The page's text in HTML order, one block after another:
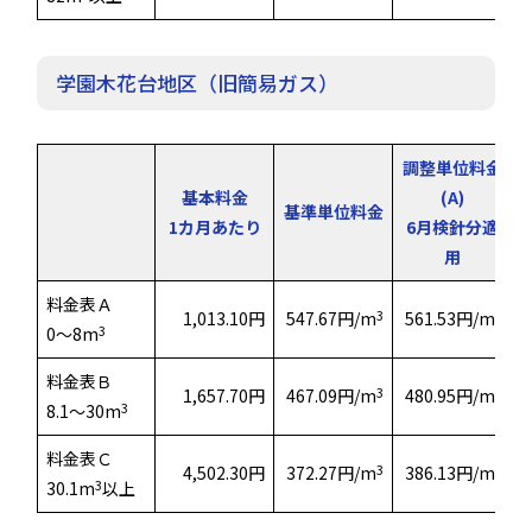
学園木花台地区（旧簡易ガス）
基本料金
1カ月あたり
基準単位料金
調整単位料金
(A)
6月検針分適
用
料金表Ａ
0～8m3 1,013.10円 547.67円/m3 561.53円/m
料金表Ｂ
8.1～30m3 1,657.70円 467.09円/m3 480.95円/m
料金表Ｃ
30.1m3以上
4,502.30円 372.27円/m3 386.13円/m